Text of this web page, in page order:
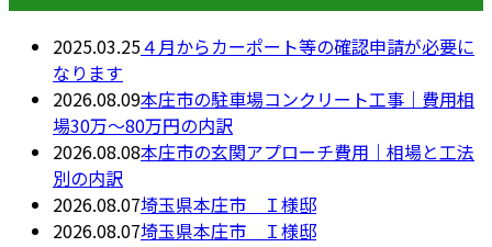
2025.03.25４月からカーポート等の確認申請が必要に
なります
2026.08.09本庄市の駐車場コンクリート工事｜費用相
場30万〜80万円の内訳
2026.08.08本庄市の玄関アプローチ費用｜相場と工法
別の内訳
2026.08.07埼玉県本庄市 Ｉ様邸
2026.08.07埼玉県本庄市 Ｉ様邸